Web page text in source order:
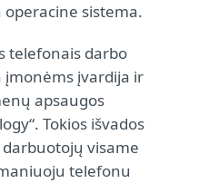
operacine sistema.
telefonais darbo
įmonėms įvardija ir
apsaugos
Tokios išvados
visame
telefonu